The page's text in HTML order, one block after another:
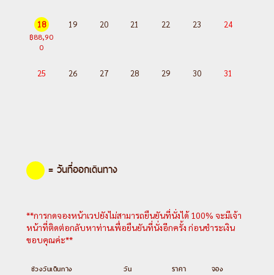
18
฿88,90
0
19 20 21 22 23 24
25 26 27 28 29 30 31
= วันที่ออกเดินทาง
**การกดจองหน้าเวปยังไม่สามารถยืนยันที่นั่งได้ 100% จะมีเจ้า
หน้าที่ติดต่อกลับหาท่านเพื่อยืนยันที่นั่งอีกครั้ง ก่อนชำระเงิน
ขอบคุณค่ะ**
ช่วงวันเดินทาง วัน ราคา จอง